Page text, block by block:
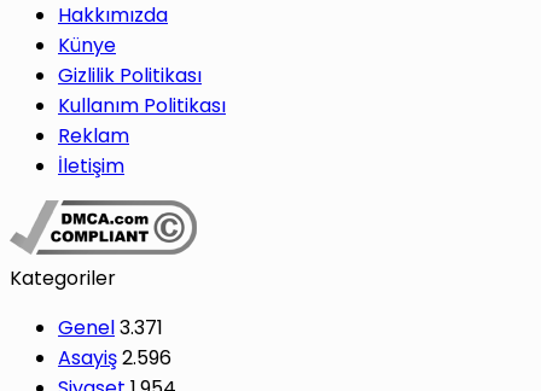
Hakkımızda
Künye
Gizlilik Politikası
Kullanım Politikası
Reklam
İletişim
Kategoriler
Genel3.371
Asayiş2.596